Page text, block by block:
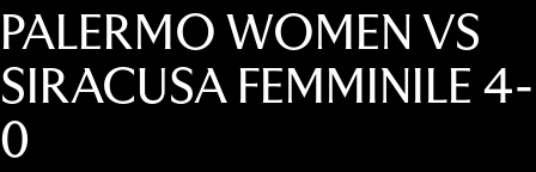
PALERMO WOMEN VS
SIRACUSA FEMMINILE 4-
0